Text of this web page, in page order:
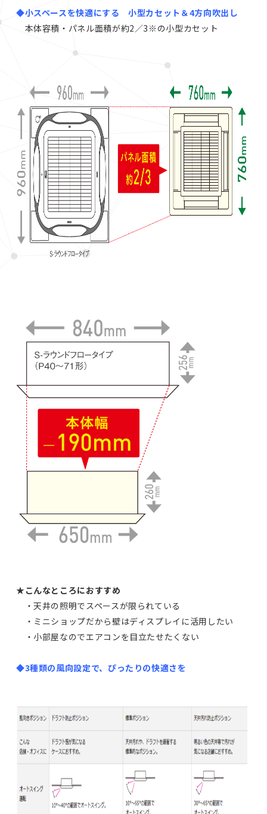
◆小スペースを快適にする 小型カセット＆4方向吹出し
本体容積・パネル面積が約2／3 ※ の小型カセット
★こんなところにおすすめ
・天井の照明でスペースが限られている
・ミニショップだから壁はディスプレイに活用したい
・小部屋なのでエアコンを目立たせたくない
◆3種類の風向設定で、ぴったりの快適さを